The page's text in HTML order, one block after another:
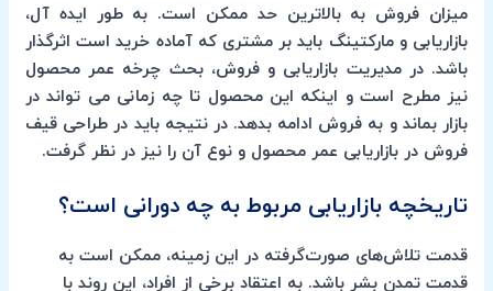
میزان فروش به بالاترین حد ممکن است. به طور ایده آل،
بازاریابی و مارکتینگ باید بر مشتری که آماده خرید است اثرگذار
باشد. در مدیریت بازاریابی و فروش، بحث چرخه عمر محصول
نیز مطرح است و اینکه این محصول تا چه زمانی می تواند در
بازار بماند و به فروش ادامه بدهد. در نتیجه باید در طراحی قیف
فروش در بازاریابی عمر محصول و نوع آن را نیز در نظر گرفت.
تاریخچه بازاریابی مربوط به چه دورانی است؟
قدمت تلاش‌های صورت‌گرفته در این زمینه، ممکن است به
قدمت تمدن بشر باشد. به اعتقاد برخی از افراد، این روند با